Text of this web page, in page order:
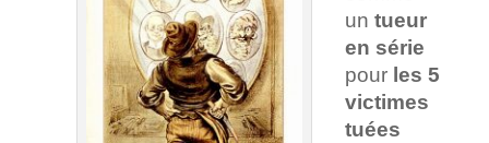
un tueur
en série
pourles 5
victimes
tuées